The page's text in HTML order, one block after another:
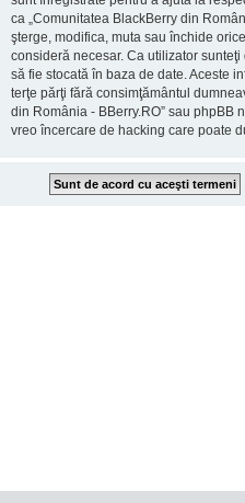
ca „Comunitatea BlackBerry din
şterge, modifica, muta sau închide
consideră necesar. Ca utilizator
să fie stocată în baza de date. Aceste
terţe părţi fără consimţământul
din România - BBerry.RO” sau phpBB
vreo încercare de hacking care poate